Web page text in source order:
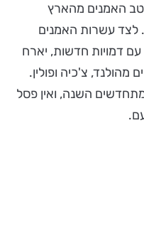
האמנים מהארץ
לצד עשרות האמנים
דמויות חדשות, יארח
מהולנד, צ'כיה ופולין.
השנה, ואין פסל